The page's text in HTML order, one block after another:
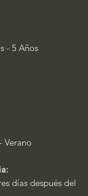
- 5 Años
Verano
días después del